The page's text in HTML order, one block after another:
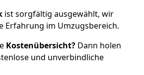
ist sorgfältig ausgewählt, wir
Erfahrung im Umzugsbereich.
Kostenübersicht? Dann holen
und unverbindliche